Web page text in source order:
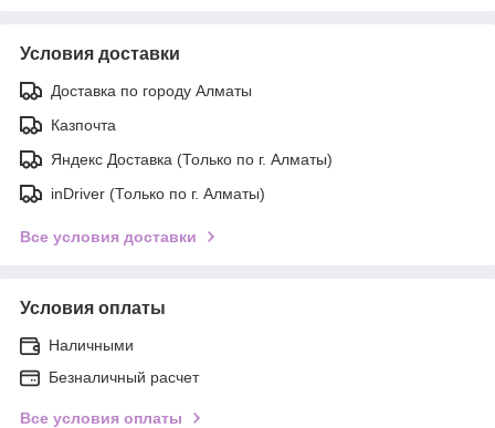
Условия доставки
Доставка по городу Алматы
Казпочта
Яндекс Доставка (Только по г. Алматы)
inDriver (Только по г. Алматы)
Все условия доставки
Условия оплаты
Наличными
Безналичный расчет
Все условия оплаты